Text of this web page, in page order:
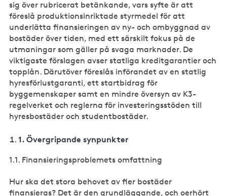
sig över rubricerat betänkande, vars syfte är att
föreslå produktionsinriktade styrmedel för att
underlätta finansieringen av ny- och ombyggnad av
bostäder över tiden, med ett särskilt fokus på de
utmaningar som gäller på svaga marknader. De
viktigaste förslagen avser statliga kreditgarantier och
topplån. Därutöver föreslås införandet av en statlig
hyresförlustgaranti, ett startbidrag för
byggemenskaper samt en mindre översyn av K3-
regelverket och reglerna för investeringsstöden till
hyresbostäder och studentbostäder.
1. Övergripande synpunkter
1.1. Finansieringsproblemets omfattning
Hur ska det stora behovet av fler bostäder
finansieras? Det är den grundläggande, och oerhört